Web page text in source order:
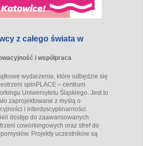
z całego świata w
i współpraca
wydarzenie, które odbędzie się
spinPLACE – centrum
Uniwersytetu Śląskiego. Jest to
zaprojektowane z myślą o
i interdyscyplinarności.
dostęp do zaawansowanych
coworkingowych oraz stref do
Projekty uczestników są